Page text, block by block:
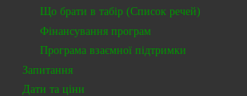
Що брати в табір (Список речей)
Фінансування програм
Програма взаємної підтримки
Запитання
Дати та ціни